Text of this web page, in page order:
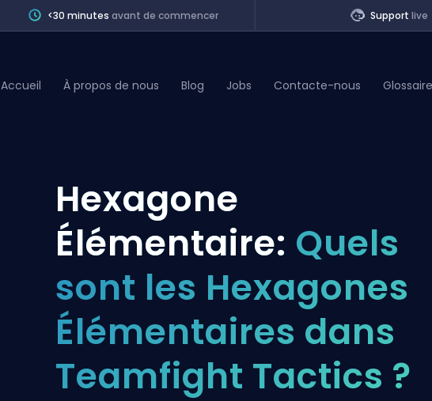
<30 minutes avant de commencer Support live
Division Boost
Placements
Coaching
Teammate
Accueil À propos de nous Blog Jobs Contacte-nous Glossaire
Hexagone
Élémentaire: Quels
sont les Hexagones
Élémentaires dans
Teamfight Tactics ?